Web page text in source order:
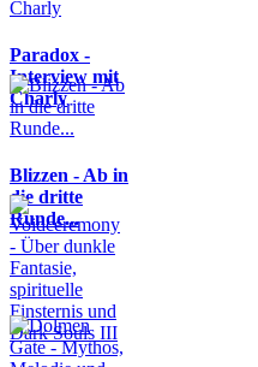
Paradox -
Interview mit
Charly
Blizzen - Ab in
die dritte
Runde...